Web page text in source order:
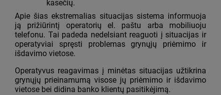
kasečių.
Apie šias ekstremalias situacijas sistema informuoja
ją prižiūrintį operatorių el. paštu arba mobiliuoju
telefonu. Tai padeda nedelsiant reaguoti į situacijas ir
operatyviai spręsti problemas grynųjų priėmimo ir
išdavimo vietose.
Operatyvus reagavimas į minėtas situacijas užtikrina
grynųjų prieinamumą visose jų priėmimo ir išdavimo
vietose bei didina banko klientų pasitikėjimą.